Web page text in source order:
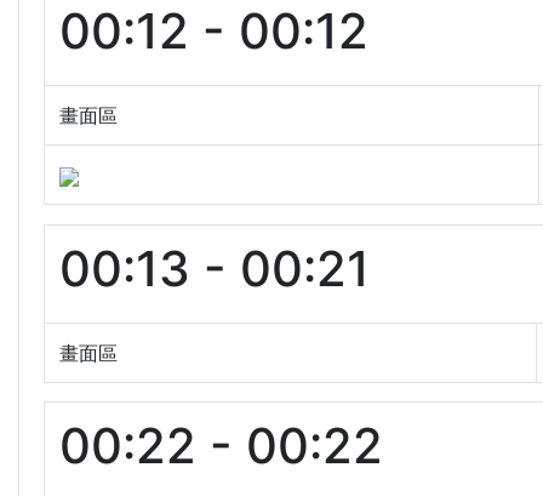
00:12 - 00:12
畫面區
00:13 - 00:21
畫面區
00:22 - 00:22